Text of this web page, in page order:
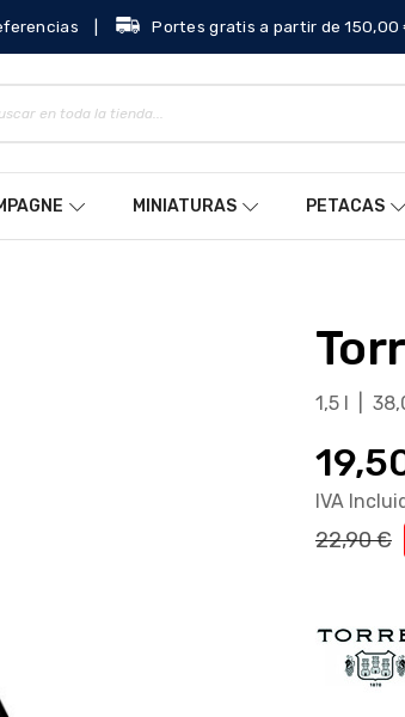
Portes gratis a partir de 150,00
MINIATURAS PETACAS
1,5 l |
IVA
22,90 €